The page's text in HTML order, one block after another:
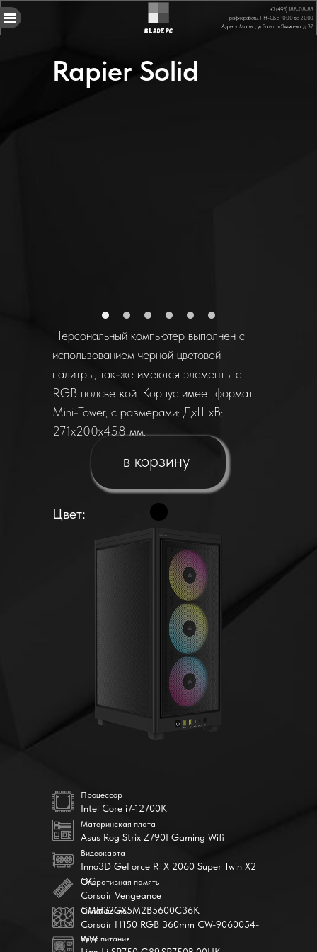
+7 (495) 188-08-83
График работы: ПН-СБ с 10:00 до 20:00
Адрес: г. Москва, ул. Большая Якиманка, д. 32
BladePC
Rapier Solid
Персональный компьютер выполнен с
использованием черной цветовой
палитры, так-же имеются элементы с
RGB подсветкой. Корпус имеет формат
Mini-Tower, с размерами: ДхШхВ:
271х200х458 мм.
в корзину
Цвет:
Процессор
Материнская плата
Видеокарта
Оперативная память
Охлаждение
Intel Core i7-12700K
Asus Rog Strix Z790I Gaming Wifi
Inno3D GeForce RTX 2060 Super Twin X2
OC
Corsair Vengeance
CMH32GX5M2B5600C36K
Corsair H150 RGB 360mm CW-9060054-
WW
Блок питания